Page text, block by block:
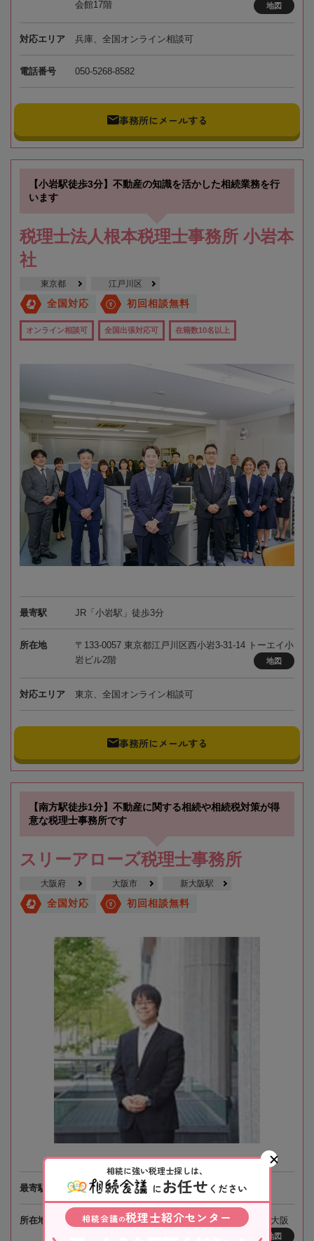
会館17階
地図
対応エリア 兵庫、全国オンライン相談可
電話番号 050-5268-8582
事務所にメールする
【小岩駅徒歩3分】不動産の知識を活かした相続業務を行
います
税理士法人根本税理士事務所 小岩本
社
東京都 江戸川区
全国対応 初回相談無料
オンライン相談可 全国出張対応可 在籍数10名以上
最寄駅 JR「小岩駅」徒歩3分
所在地
〒133-0057 東京都江戸川区西小岩3-31-14 トーエイ小
岩ビル2階
地図
対応エリア 東京、全国オンライン相談可
事務所にメールする
【南方駅徒歩1分】不動産に関する相続や相続税対策が得
意な税理士事務所です
スリーアローズ税理士事務所
大阪府 大阪市 新大阪駅
全国対応 初回相談無料
最寄駅 阪急電鉄「南方駅」徒歩1分
所在地
〒532-0011 大阪府大阪市淀川区西中島3-15-7 新大阪
地図
相続に強い税理士探しは、
にお任せ ください
相続会議の税理士紹介センター